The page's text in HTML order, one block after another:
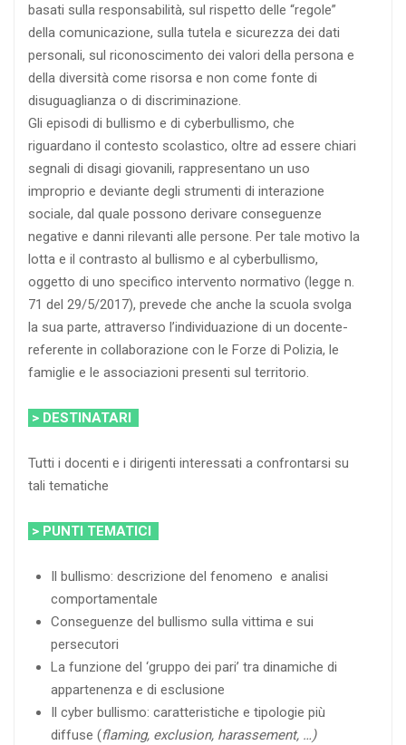
basati sulla responsabilità, sul rispetto delle “regole”
della comunicazione, sulla tutela e sicurezza dei dati
personali, sul riconoscimento dei valori della persona e
della diversità come risorsa e non come fonte di
disuguaglianza o di discriminazione.
Gli episodi di bullismo e di cyberbullismo, che
riguardano il contesto scolastico, oltre ad essere chiari
segnali di disagi giovanili, rappresentano un uso
improprio e deviante degli strumenti di interazione
sociale, dal quale possono derivare conseguenze
negative e danni rilevanti alle persone. Per tale motivo la
lotta e il contrasto al bullismo e al cyberbullismo,
oggetto di uno specifico intervento normativo (legge n.
71 del 29/5/2017), prevede che anche la scuola svolga
la sua parte, attraverso l’individuazione di un docente-
referente in collaborazione con le Forze di Polizia, le
famiglie e le associazioni presenti sul territorio.
> DESTINATARI
Tutti i docenti e i dirigenti interessati a confrontarsi su
tali tematiche
> PUNTI TEMATICI
Il bullismo: descrizione del fenomeno e analisi
comportamentale
Conseguenze del bullismo sulla vittima e sui
persecutori
La funzione del ‘gruppo dei pari’ tra dinamiche di
appartenenza e di esclusione
Il cyber bullismo: caratteristiche e tipologie più
diffuse (flaming, exclusion, harassement, …)